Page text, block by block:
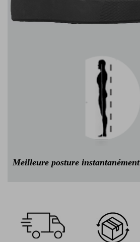
Meilleure posture instantanément